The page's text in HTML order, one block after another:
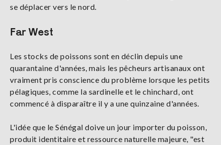
se déplacer vers le nord.
Far West
Les stocks de poissons sont en déclin depuis une
quarantaine d'années, mais les pêcheurs artisanaux ont
vraiment pris conscience du problème lorsque les petits
pélagiques, comme la sardinelle et le chinchard, ont
commencé à disparaître il y a une quinzaine d'années.
L'idée que le Sénégal doive un jour importer du poisson,
produit identitaire et ressource naturelle majeure, "est